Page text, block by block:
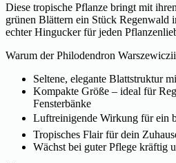
Diese tropische Pflanze bringt mit
grünen Blättern ein Stück Regenwald
echter Hingucker für jeden
Warum der Philodendron
Seltene, elegante Blattstruktur
Kompakte Größe – ideal für
Fensterbänke
Luftreinigende Wirkung für ein
Tropisches Flair für dein
Wächst bei guter Pflege kräftig